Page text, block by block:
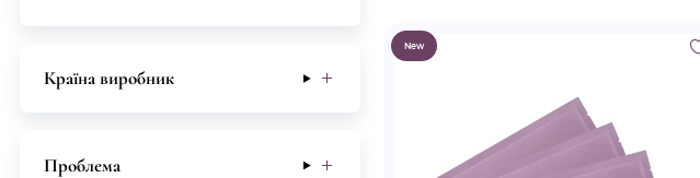
New
Країна виробник
Проблема